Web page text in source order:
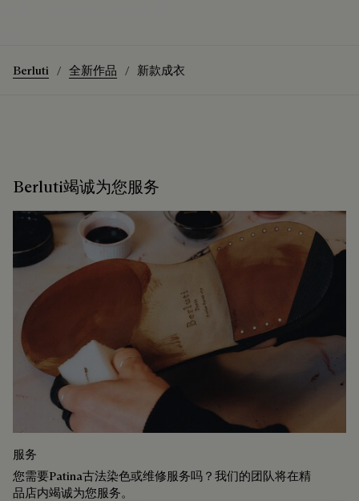
Berluti 全新作品 新款成衣
Berluti竭诚为您服务
服务
您需要Patina古法染色或维修服务吗？我们的团队将在精
品店内竭诚为您服务。